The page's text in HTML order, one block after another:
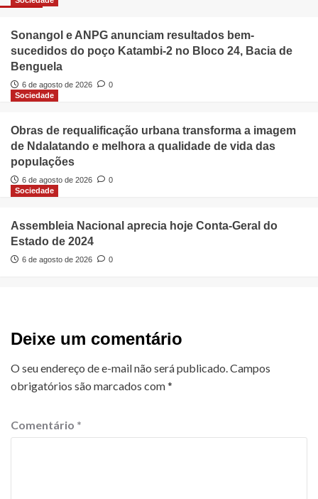
Sonangol e ANPG anunciam resultados bem-
sucedidos do poço Katambi-2 no Bloco 24, Bacia de
Benguela
6 de agosto de 2026
0
Sociedade
Obras de requalificação urbana transforma a imagem
de Ndalatando e melhora a qualidade de vida das
populações
6 de agosto de 2026
0
Sociedade
Assembleia Nacional aprecia hoje Conta-Geral do
Estado de 2024
6 de agosto de 2026 0
Deixe um comentário
O seu endereço de e-mail não será publicado.Campos
obrigatórios são marcados com*
Comentário *